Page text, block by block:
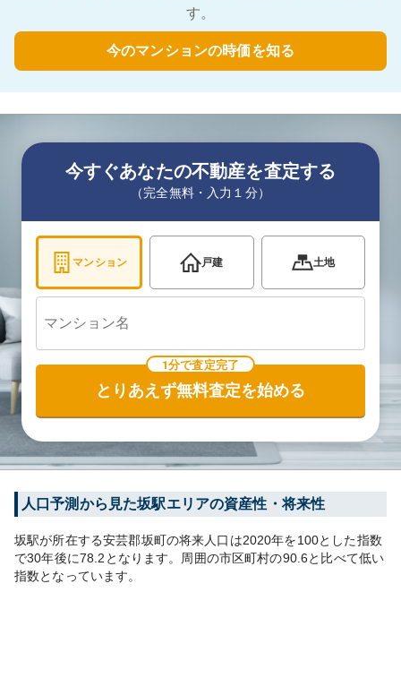
す。
今のマンションの時価を知る
今すぐあなたの不動産を査定する
（完全無料・入力１分）
マンション 戸建 土地
1分で査定完了
とりあえず無料査定を始める
人口予測から見た坂駅エリアの資産性・将来性
坂駅が所在する安芸郡坂町の将来人口は2020年を100とした指数
で30年後に78.2 となります。 周囲の市区町村の90.6と比べて低い
指数となっています。